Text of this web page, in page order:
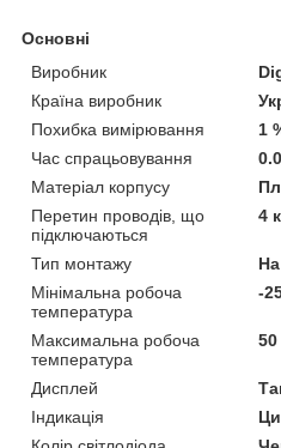
Основні
Виробник
Країна виробник
Похибка вимірювання
1
Час спрацьовування
Матеріал корпусу
Перетин проводів, що
підключаються
4
Тип монтажу
Мінімальна робоча
температура
-
Максимальна робоча
температура
50
Дисплей
Індикація